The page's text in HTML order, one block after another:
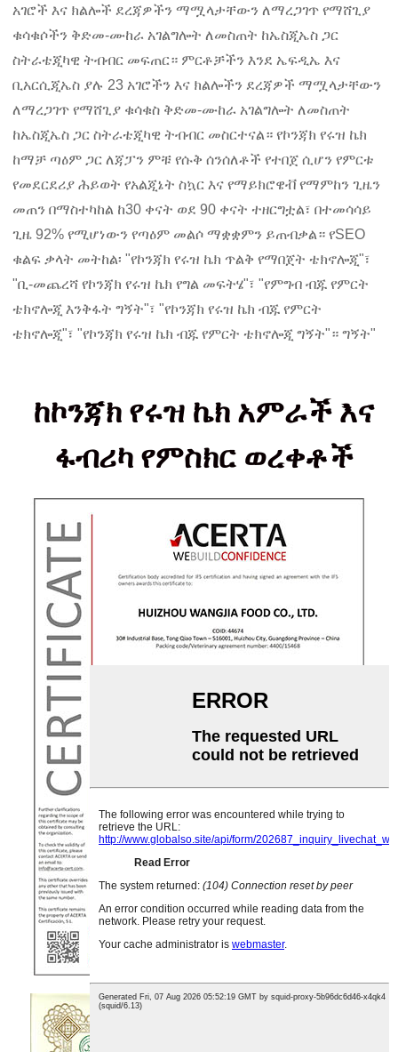
አገሮች እና ክልሎች ደረጃዎችን ማሟላታቸውን ለማረጋገጥ የማሸጊያ
ቁሳቁሶችን ቅድመ-ሙከራ አገልግሎት ለመስጠት ከኤስጂኤስ ጋር
ስትራቴጂካዊ ትብብር መፍጠር። ምርቶቻችን እንደ ኤፍዲኤ እና
ቢአርሲጂኤስ ያሉ 23 አገሮችን እና ክልሎችን ደረጃዎች ማሟላታቸውን
ለማረጋገጥ የማሸጊያ ቁሳቁስ ቅድመ-ሙከራ አገልግሎት ለመስጠት
ከኤስጂኤስ ጋር ስትራቴጂካዊ ትብብር መስርተናል። የኮንጃክ የሩዝ ኬክ
ከማቻ ጣዕም ጋር ለጃፓን ምቹ የሱቅ ሰንሰለቶች የተበጀ ሲሆን የምርቱ
የመደርደሪያ ሕይወት የአልጂኔት ስኳር እና የማይክሮዌቭ የማምከን ጊዜን
መጠን በማስተካከል ከ30 ቀናት ወደ 90 ቀናት ተዘርግቷል፣ በተመሳሳይ
ጊዜ 92% የሚሆነውን የጣዕም መልሶ ማቋቋምን ይጠብቃል። የSEO
ቁልፍ ቃላት መትከል፡ "የኮንጃክ የሩዝ ኬክ ጥልቅ የማበጀት ቴክኖሎጂ"፣
"ቢ-መጨረሻ የኮንጃክ የሩዝ ኬክ የግል መፍትሄ"፣ "የምግብ ብጁ የምርት
ቴክኖሎጂ እንቅፋት ግኝት"፣ "የኮንጃክ የሩዝ ኬክ ብጁ የምርት
ቴክኖሎጂ"፣ "የኮንጃክ የሩዝ ኬክ ብጁ የምርት ቴክኖሎጂ ግኝት"። ግኝት"
ከኮንጃክ የሩዝ ኬክ አምራች እና
ፋብሪካ የምስክር ወረቀቶች